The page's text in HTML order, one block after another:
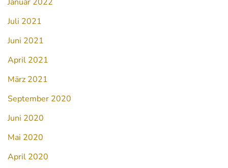
Juli 2021
Juni 2021
April 2021
März 2021
September 2020
Juni 2020
Mai 2020
April 2020